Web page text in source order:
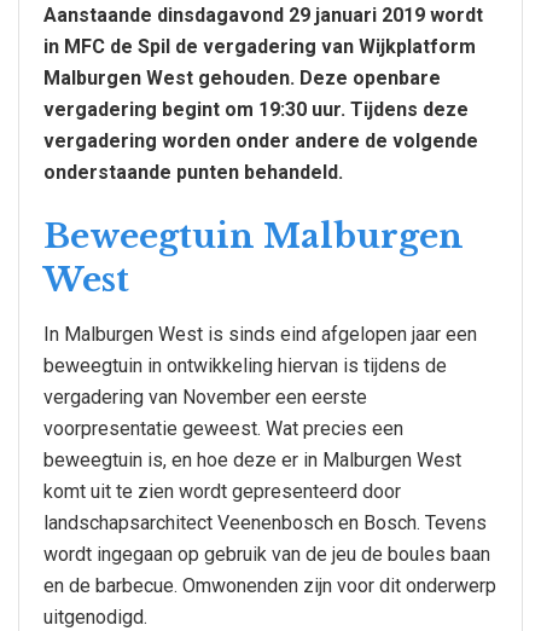
Aanstaande dinsdagavond 29 januari 2019 wordt
in MFC de Spil de vergadering van Wijkplatform
Malburgen West gehouden. Deze openbare
vergadering begint om 19:30 uur. Tijdens deze
vergadering worden onder andere de volgende
onderstaande punten behandeld.
Beweegtuin Malburgen
West
In Malburgen West is sinds eind afgelopen jaar een
beweegtuin in ontwikkeling hiervan is tijdens de
vergadering van November een eerste
voorpresentatie geweest. Wat precies een
beweegtuin is, en hoe deze er in Malburgen West
komt uit te zien wordt gepresenteerd door
landschapsarchitect Veenenbosch en Bosch. Tevens
wordt ingegaan op gebruik van de jeu de boules baan
en de barbecue. Omwonenden zijn voor dit onderwerp
uitgenodigd.